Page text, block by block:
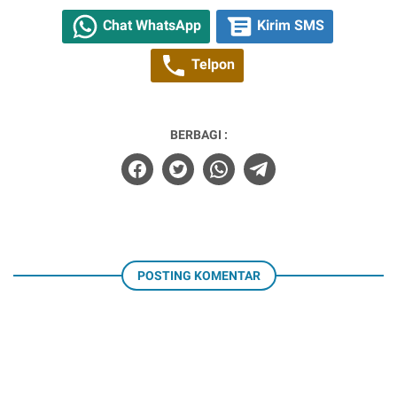
Chat WhatsApp Kirim SMS
Telpon
BERBAGI :
POSTING KOMENTAR